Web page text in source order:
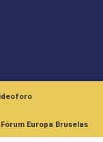
Fórum Europa Bruselas